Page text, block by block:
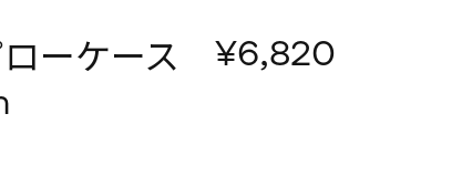
ーケース
¥6,820